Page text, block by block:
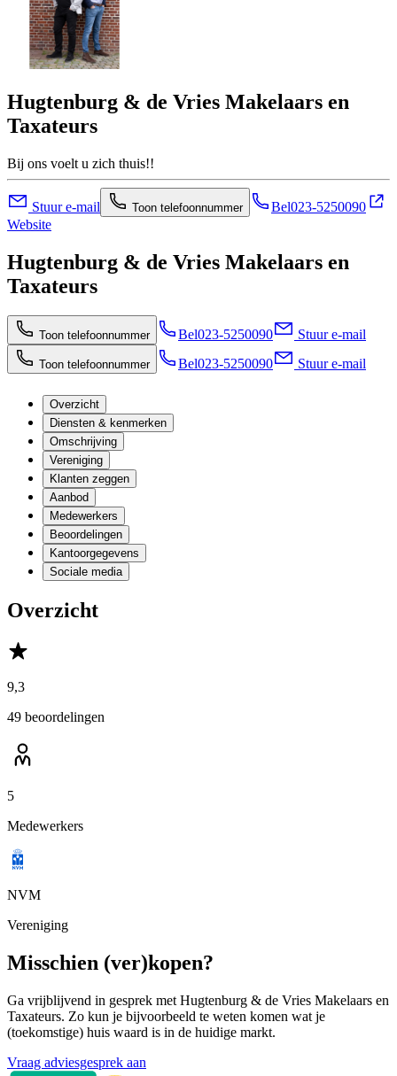
Hugtenburg & de Vries Makelaars en
Taxateurs
Bij ons voelt u zich thuis!!
Stuur e-mail Toon telefoonnummer Bel023-5250090
Website
Hugtenburg & de Vries Makelaars en
Taxateurs
Toon telefoonnummer Bel023-5250090 Stuur e-mail
Toon telefoonnummer Bel023-5250090 Stuur e-mail
Overzicht
Diensten & kenmerken
Omschrijving
Vereniging
Klanten zeggen
Aanbod
Medewerkers
Beoordelingen
Kantoorgegevens
Sociale media
Overzicht
9,3
49 beoordelingen
5
Medewerkers
NVM
Vereniging
Misschien (ver)kopen?
Ga vrijblijvend in gesprek met Hugtenburg & de Vries Makelaars en
Taxateurs. Zo kun je bijvoorbeeld te weten komen wat je
(toekomstige) huis waard is in de huidige markt.
Vraag adviesgesprek aan